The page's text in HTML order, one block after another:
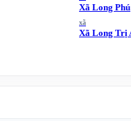
Xã Long Phú
xã
Xã Long Trị